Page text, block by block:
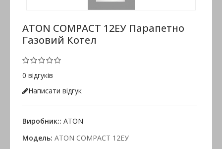
ATON COMPACT 12ЕУ Парапетно
Газовий Котел
0 відгуків
Написати відгук
Виробник:: ATON
Модель: ATON COMPACT 12ЕУ